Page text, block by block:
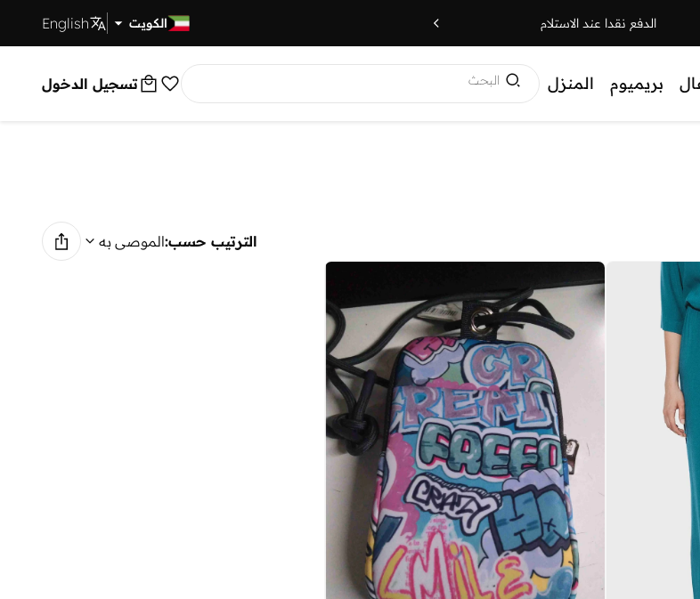
الدفع نقدا عند الاستلام الكويت English
بريميوم المنزل البحث تسجيل الدخول
الترتيب حسب:الموصى به